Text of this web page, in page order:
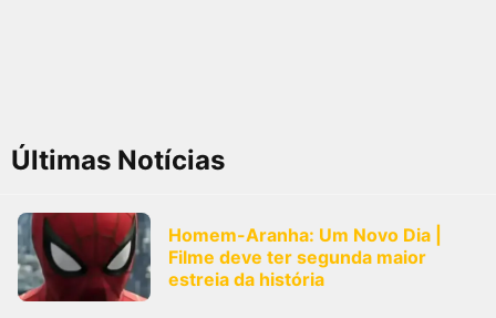
Últimas Notícias
Homem-Aranha: Um Novo Dia |
Filme deve ter segunda maior
estreia da história